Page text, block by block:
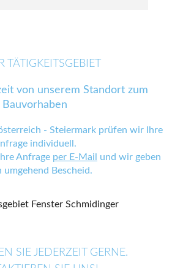
TÄTIGKEITSGEBIET
von unserem Standort zum
Bauvorhaben
- Steiermark prüfen wir Ihre
individuell.
Anfrage per E-Mail
und wir geben
umgehend Bescheid.
SIE JEDERZEIT GERNE.